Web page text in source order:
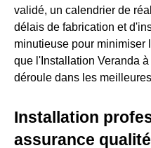
validé, un calendrier de
délais de fabrication et
minutieuse pour minimiser
que l'Installation Veranda
déroule dans les
Installation
assurance qualité